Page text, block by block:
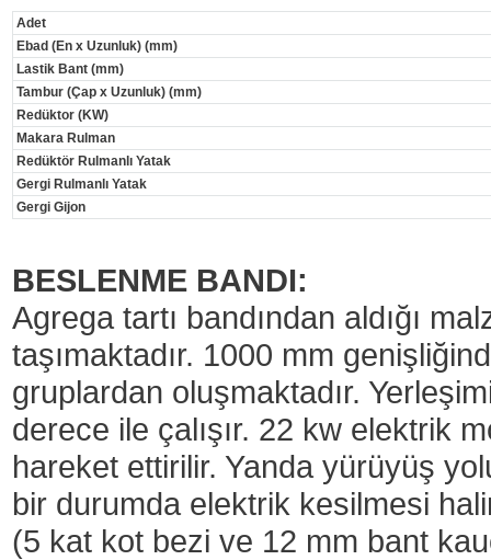
Adet
Ebad (En x Uzunluk) (mm)
Lastik Bant (mm)
Tambur (Çap x Uzunluk) (mm)
Redüktor (KW)
Makara Rulman
Redüktör Rulmanlı Yatak
Gergi Rulmanlı Yatak
Gergi Gijon
BESLENME BANDI:
Agrega tartı bandından aldığı
taşımaktadır. 1000 mm
gruplardan oluşmaktadır.
derece ile çalışır. 22 kw elektrik
hareket ettirilir. Yanda yürüyüş
bir durumda elektrik kesilmesi
(5 kat kot bezi ve 12 mm bant